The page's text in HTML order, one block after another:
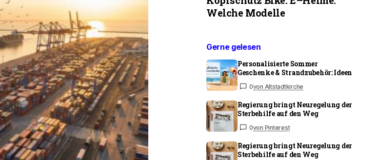
Welche Modelle
Gerne gelesen
Personalisierte Sommer
Geschenke & Strandzubehör: Ideen
0von Altstadtkirche
Regierung bringt Neuregelung der
Sterbehilfe auf den Weg
0von Pinterest
Regierung bringt Neuregelung der
Sterbehilfe auf den Weg